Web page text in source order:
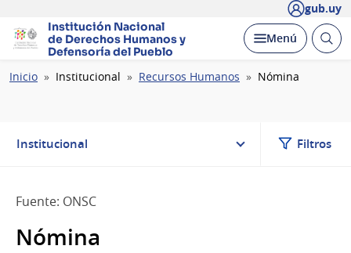
gub.uy
Institución Nacional
de Derechos Humanosy
Defensoría del Pueblo
Desplegar
Menú Abrir
Ruta
Inicio Institucional Recursos Humanos Nómina
Institucional Filtros
Fuente: ONSC
Nómina